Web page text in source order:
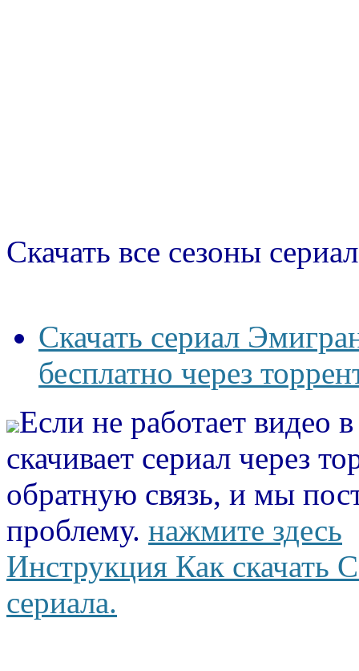
Скачать все сезоны
Скачать сериал
бесплатно через
Если не работает видео
скачивает сериал через
обратную связь, и мы
проблему. нажмите здесь
Инструкция Как скачать
сериала.